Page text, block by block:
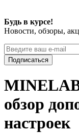
Будь в курсе!
Новости, обзоры,
Подписаться
обзор
настроек